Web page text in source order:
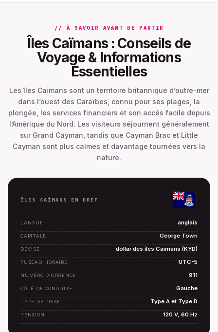
// À SAVOIR AVANT DE PARTIR
Îles Caïmans : Conseils de
Voyage & Informations
Essentielles
Les îles Caïmans sont un territoire britannique d’outre-mer
dans l’ouest des Caraïbes, connu pour ses plages, la
plongée, les services financiers et son accès facile depuis
l’Amérique du Nord. Les visiteurs séjournent généralement
sur Grand Cayman, tandis que Cayman Brac et Little
Cayman sont plus calmes et davantage tournées vers la
nature.
ÎLES CAÏMANS EN BREF
LANGUE anglais
CAPITALE George Town
DEVISE dollar des îles Caïmans (KYD)
FUSEAU HORAIRE UTC-5
NUMÉRO D’URGENCE 911
CÔTÉ DE CONDUITE Gauche
TYPE DE PRISE Type A et Type B
TENSION 120 V, 60 Hz